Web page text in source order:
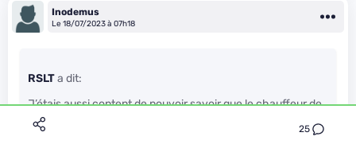
25
Inodemus
Le 18/07/2023 à 07h18
RSLTa dit:
J’étais aussi content de pouvoir savoir que le chauffeur de
taxi qui avait mon adresse ne les utilise pas pendant que
j’étais en vacances.